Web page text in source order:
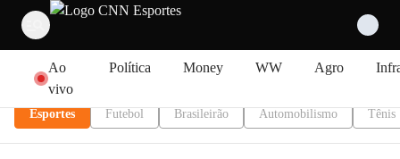
Ao
vivo
Política Money WW Agro
Esportes Futebol Brasileirão Automobilismo Tênis